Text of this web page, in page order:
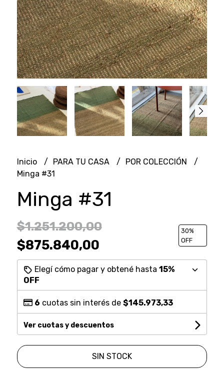
Inicio PARA TU CASA
POR COLECCIÓN
Minga #31
Minga #31
$1.251.200,00
$875.840,00
30%
OFF
Elegí cómo pagar y obtené hasta 15%
OFF
6 cuotas sin interés de $145.973,33
Ver cuotas y descuentos
SIN STOCK